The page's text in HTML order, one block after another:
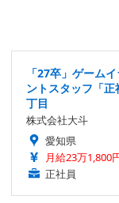
「27卒」ゲーム
ントスタッフ「
丁目
株式会社大斗
愛知県
月給23万1,800
正社員